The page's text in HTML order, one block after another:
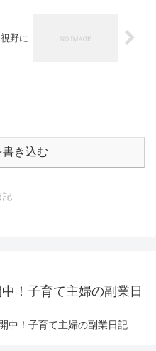
野に
書き込む
記
！子育て主婦の副業日
中！子育て主婦の副業日記.